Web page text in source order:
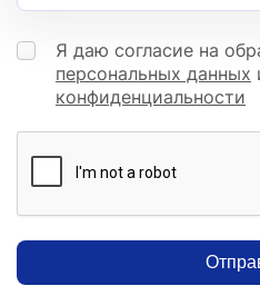
Я даю согласие на
персональных данных
конфиденциальности